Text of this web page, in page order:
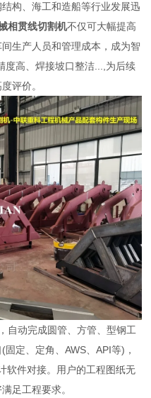
构、海工和造船等行业发展迅
相贯线切割机不仅可大幅提高
生产人员和管理成本，成为智
度高、焊接坡口整洁...,为后续
评价。
自动完成圆管、方管、型钢工
定、定角、AWS、API等)，
软件对接。用户的工程图纸无
足工程要求。